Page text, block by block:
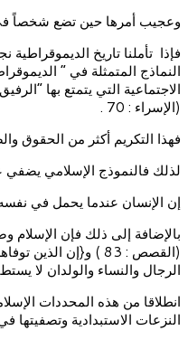
وعجيب أمرها حين تضع شخصاً في سدة الحك بنسبة 23% من أصوات الناخبين، بل عجيب أمر كثير من القيم
فإذا تأملنا تاريخ
النماذج المتمثلة في ”
الاجتماعية التي يتمتع بها
(الإسراء : 70 .
فهذا التكريم أكثر من الحقوق
لذلك فالنموذج الإسلامي
إن الإنسان عندما يحمل في نفسه
بالإضافة إلى ذلك فإن الإسلام
(القصص : 83 ) و{إن
الرجال والنساء والولدان لا
انطلاقا من هذه المحددات
النزعات الاستبدادية